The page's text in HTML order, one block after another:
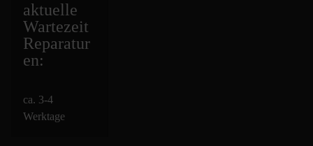
aktuelle
Wartezeit
Reparatur
en:
ca. 3-4
Werktage